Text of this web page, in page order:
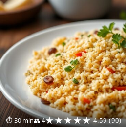
⏱ 30 min👥 4★★★★★ 4.59 (90)